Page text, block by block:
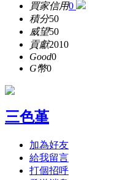
買家信用0
積分50
威望50
貢獻2010
Good0
G幣0
三色堇
加為好友
給我留言
打個招呼